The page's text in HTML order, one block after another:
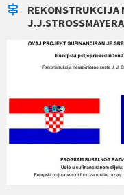
REKONSTRUKCIJA